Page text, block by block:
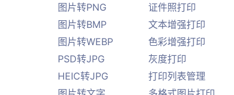
图片转PNG
图片转BMP
图片转WEBP
PSD转JPG
HEIC转JPG
证件照打印
文本增强打印
色彩增强打印
灰度打印
打印列表管理